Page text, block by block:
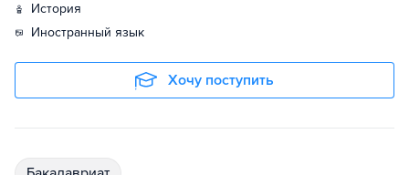
история
иностранный язык
Хочу поступить